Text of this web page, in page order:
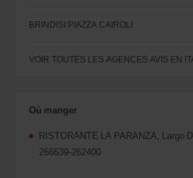
BRINDISI PIAZZA CAIROLI
VOIR TOUTES LES AGENCES AVIS EN
Où manger
RISTORANTE LA PARANZA, Largo
266639-262400